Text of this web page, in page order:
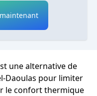
une alternative de
Daoulas pour limiter
le confort thermique